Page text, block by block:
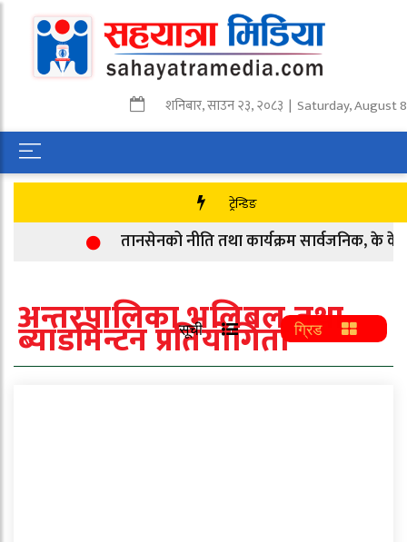
शनिबार,साउन२३,२०८३ | Saturday, August
ट्रेन्डिङ
तानसेनको नीति तथा कार्यक्रम सार्वजनिक, के के
अन्तरपालिका भलिबल तथा
ब्याडमिन्टन प्रतियोगिता
सूची ग्रिड